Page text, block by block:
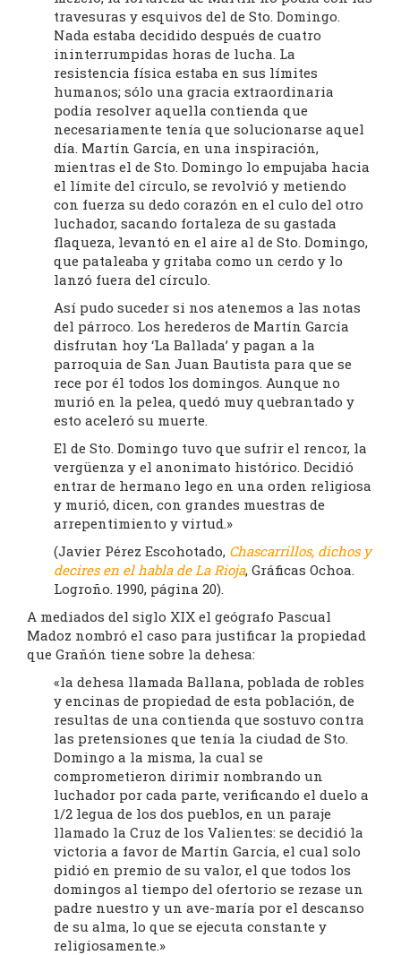
travesuras y esquivos del de Sto. Domingo.
Nada estaba decidido después de cuatro
ininterrumpidas horas de lucha. La
resistencia física estaba en sus límites
humanos; sólo una gracia extraordinaria
podía resolver aquella contienda que
necesariamente tenía que solucionarse aquel
día. Martín García, en una inspiración,
mientras el de Sto. Domingo lo empujaba hacia
el límite del círculo, se revolvió y metiendo
con fuerza su dedo corazón en el culo del otro
luchador, sacando fortaleza de su gastada
flaqueza, levantó en el aire al de Sto. Domingo,
que pataleaba y gritaba como un cerdo y lo
lanzó fuera del círculo.
Así pudo suceder si nos atenemos a las notas
del párroco. Los herederos de Martín García
disfrutan hoy ‘La Ballada’ y pagan a la
parroquia de San Juan Bautista para que se
rece por él todos los domingos. Aunque no
murió en la pelea, quedó muy quebrantado y
esto aceleró su muerte.
El de Sto. Domingo tuvo que sufrir el rencor, la
vergüenza y el anonimato histórico. Decidió
entrar de hermano lego en una orden religiosa
y murió, dicen, con grandes muestras de
arrepentimiento y virtud.»
(Javier Pérez Escohotado, Chascarrillos, dichos y
decires en el habla de La Rioja, Gráficas Ochoa.
Logroño. 1990, página 20).
A mediados del siglo XIX el geógrafo Pascual
Madoz nombró el caso para justificar la propiedad
que Grañón tiene sobre la dehesa:
«la dehesa llamada Ballana, poblada de robles
y encinas de propiedad de esta población, de
resultas de una contienda que sostuvo contra
las pretensiones que tenía la ciudad de Sto.
Domingo a la misma, la cual se
comprometieron dirimir nombrando un
luchador por cada parte, verificando el duelo a
1/2 legua de los dos pueblos, en un paraje
llamado la Cruz de los Valientes: se decidió la
victoria a favor de Martín García, el cual solo
pidió en premio de su valor, el que todos los
domingos al tiempo del ofertorio se rezase un
padre nuestro y un ave-maría por el descanso
de su alma, lo que se ejecuta constante y
religiosamente.»